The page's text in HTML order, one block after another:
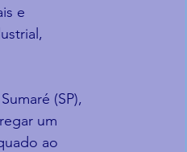
e
(SP),
um
ao